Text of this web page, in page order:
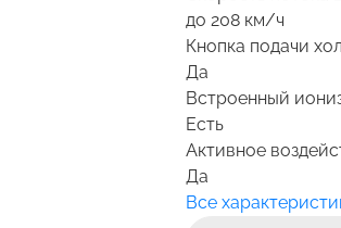
до 208 км/ч
Кнопка подачи
Да
Встроенный
Есть
Активное
Да
Все